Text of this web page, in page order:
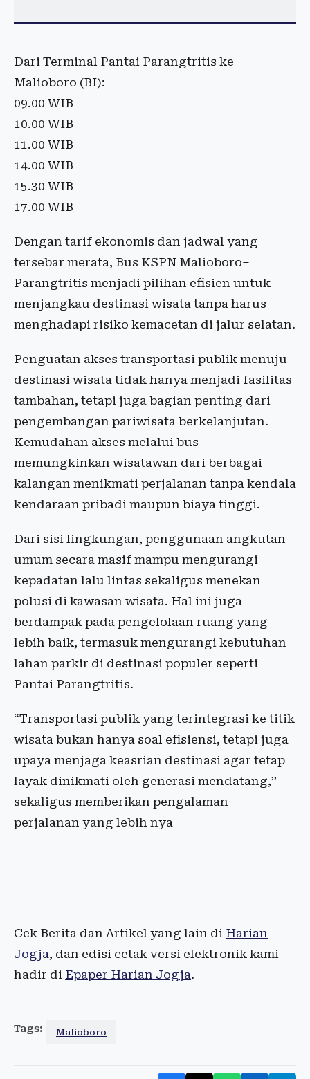
Dari Terminal Pantai Parangtritis ke
Malioboro (BI):
09.00 WIB
10.00 WIB
11.00 WIB
14.00 WIB
15.30 WIB
17.00 WIB
Dengan tarif ekonomis dan jadwal yang
tersebar merata, Bus KSPN Malioboro–
Parangtritis menjadi pilihan efisien untuk
menjangkau destinasi wisata tanpa harus
menghadapi risiko kemacetan di jalur selatan.
Penguatan akses transportasi publik menuju
destinasi wisata tidak hanya menjadi fasilitas
tambahan, tetapi juga bagian penting dari
pengembangan pariwisata berkelanjutan.
Kemudahan akses melalui bus
memungkinkan wisatawan dari berbagai
kalangan menikmati perjalanan tanpa kendala
kendaraan pribadi maupun biaya tinggi.
Dari sisi lingkungan, penggunaan angkutan
umum secara masif mampu mengurangi
kepadatan lalu lintas sekaligus menekan
polusi di kawasan wisata. Hal ini juga
berdampak pada pengelolaan ruang yang
lebih baik, termasuk mengurangi kebutuhan
lahan parkir di destinasi populer seperti
Pantai Parangtritis.
“Transportasi publik yang terintegrasi ke titik
wisata bukan hanya soal efisiensi, tetapi juga
upaya menjaga keasrian destinasi agar tetap
layak dinikmati oleh generasi mendatang,”
sekaligus memberikan pengalaman
perjalanan yang lebih nya
Cek Berita dan Artikel yang lain di Harian
Jogja, dan edisi cetak versi elektronik kami
hadir di Epaper Harian Jogja.
Tags: Malioboro